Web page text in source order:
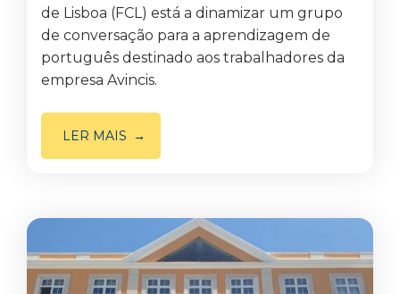
de Lisboa (FCL) está a dinamizar um grupo
de conversação para a aprendizagem de
português destinado aos trabalhadores da
empresa Avincis.
LER MAIS